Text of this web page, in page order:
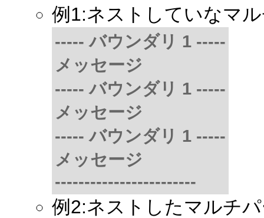
例1:ネストしていなマ
----- バウンダリ 1 -----
メッセージ
----- バウンダリ 1 -----
メッセージ
----- バウンダリ 1 -----
メッセージ
------------------------
例2:ネストしたマルチ